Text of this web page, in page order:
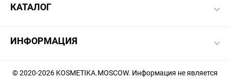
КАТАЛОГ
ИНФОРМАЦИЯ
© 2020-2026 KOSMETIKA.MOSCOW. Информация не является